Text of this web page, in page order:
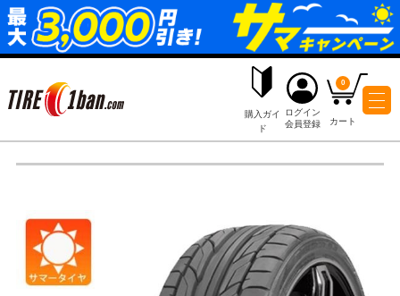
購入ガイ
ド
ログイン